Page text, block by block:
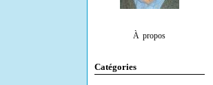
À propos
Catégories